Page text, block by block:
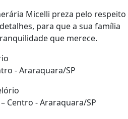
Micelli preza pelo respeito
para que a sua família
que merece.
- Araraquara/SP
Centro - Araraquara/SP